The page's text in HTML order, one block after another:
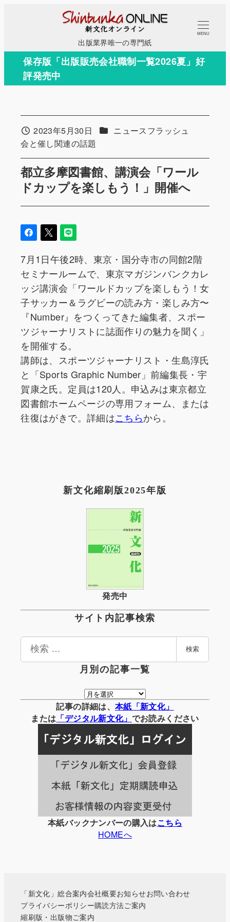
コ
テ
出版業界唯一の専門紙
MENU
保存版「出版販売会社職制一覧2026夏」好
評発売中
都立多摩図書館、講演会「ワール
ドカップを楽しもう！」開催へ
投稿日2023年5月30日 カテゴリー
ニュースフラッシュ
カテゴリー
会と催し関連の話題
7月1日午後2時、東京・国分寺市の同館2階
セミナールームで、東京マガジンバンクカレ
ッジ講演会「ワールドカップを楽しもう！女
子サッカー＆ラグビーの読み方・楽しみ方〜
『Number』をつくってきた編集者、スポー
ツジャーナリストに誌面作りの魅力を聞く」
を開催する。
講師は、スポーツジャーナリスト・生島淳氏
と「Sports Graphic Number」前編集長・宇
賀康之氏。定員は120人。申込みは東京都立
図書館ホームページの専用フォーム、または
往復はがきで。詳細はこちらから。
新文化縮刷版2025年版
発売中
サイト内記事検索
検
検索
月別の記事一覧
月
別
の
事
一
覧
記事の詳細は、 本紙「新文化」
または 「デジタル新文化」 でお読みください
本紙バックナンバーの購入はこちら
HOMEへ
「新文化」総合案内会社概要お知らせお問い合わせ
プライバシーポリシー購読方法ご案内
縮刷版・出版物ご案内